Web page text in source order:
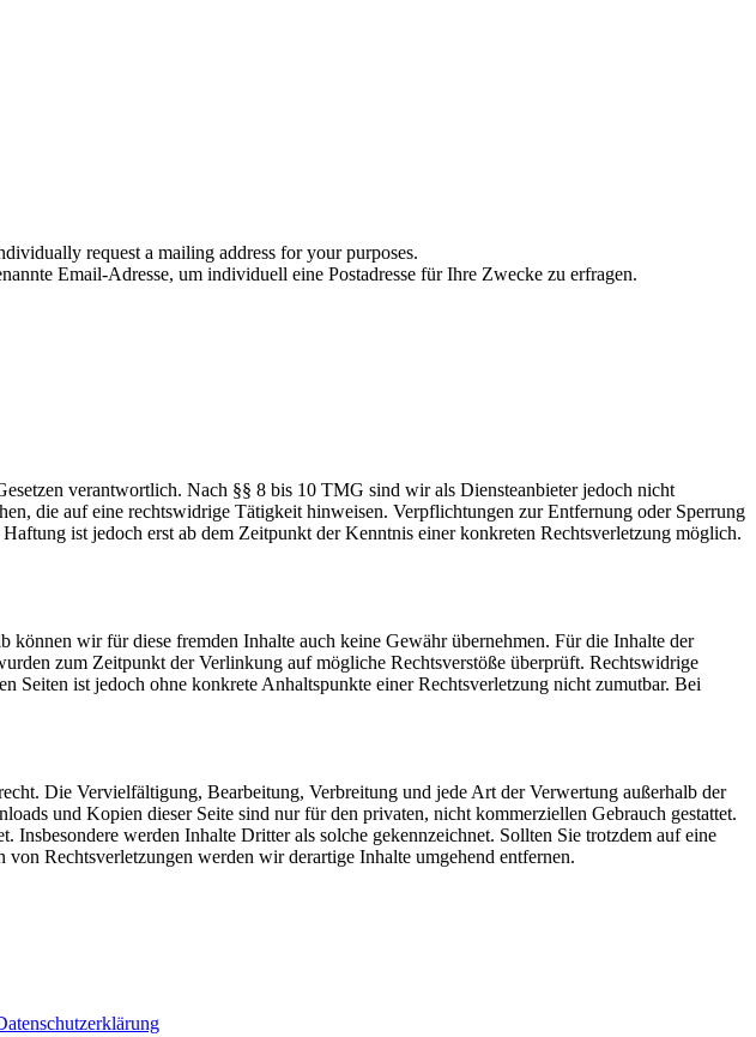
request a mailing address for your purposes.
Email-Adresse, um individuell eine Postadresse für Ihre Zwecke zu erfragen.
verantwortlich. Nach §§ 8 bis 10 TMG sind wir als Diensteanbieter jedoch nicht
die auf eine rechtswidrige Tätigkeit hinweisen. Verpflichtungen zur Entfernung oder Sperrung
ist jedoch erst ab dem Zeitpunkt der Kenntnis einer konkreten Rechtsverletzung möglich.
wir für diese fremden Inhalte auch keine Gewähr übernehmen. Für die Inhalte der
zum Zeitpunkt der Verlinkung auf mögliche Rechtsverstöße überprüft. Rechtswidrige
ist jedoch ohne konkrete Anhaltspunkte einer Rechtsverletzung nicht zumutbar. Bei
Die Vervielfältigung, Bearbeitung, Verbreitung und jede Art der Verwertung außerhalb der
und Kopien dieser Seite sind nur für den privaten, nicht kommerziellen Gebrauch gestattet.
werden Inhalte Dritter als solche gekennzeichnet. Sollten Sie trotzdem auf eine
Rechtsverletzungen werden wir derartige Inhalte umgehend entfernen.